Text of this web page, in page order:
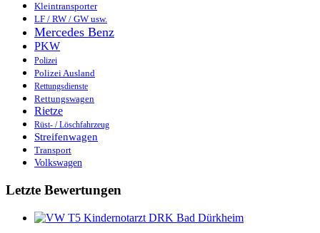
Kleintransporter
LF / RW / GW usw.
Mercedes Benz
PKW
Polizei
Polizei Ausland
Rettungsdienste
Rettungswagen
Rietze
Rüst- / Löschfahrzeug
Streifenwagen
Transport
Volkswagen
Letzte Bewertungen